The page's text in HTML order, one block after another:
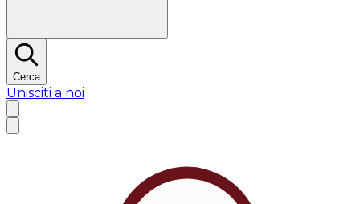
Cerca
Unisciti a noi